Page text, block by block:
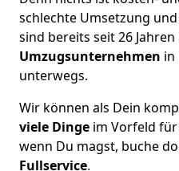
schlechte Umsetzung
sind bereits seit 26 Jahren
Umzugsunternehmen in
unterwegs.
Wir können als Dein
viele Dinge im Vorfeld
wenn Du magst, buche
Fullservice.